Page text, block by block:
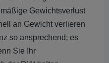
Gewichtsverlust
an Gewicht verlieren
so ansprechend; es
Sie Ihr